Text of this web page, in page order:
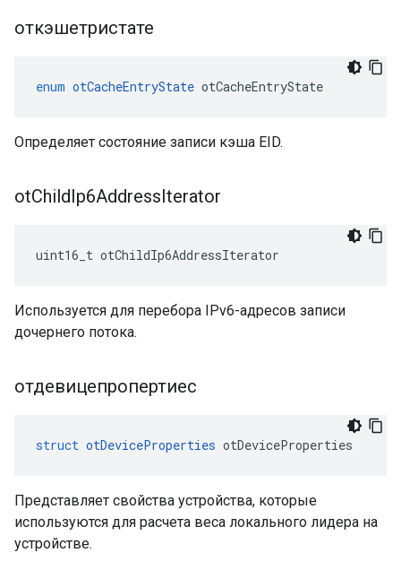
откэшетристате
enum otCacheEntryState otCacheEntryState
Определяет состояние записи кэша EID.
otChildIp6AddressIterator
uint16_t otChildIp6AddressIterator
Используется для перебора IPv6-адресов записи
дочернего потока.
отдевицепропертиес
struct otDeviceProperties otDeviceProperties
Представляет свойства устройства, которые
используются для расчета веса локального лидера на
устройстве.